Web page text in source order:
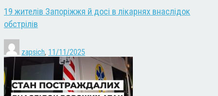
19 жителів Запоріжжя й досі в лікарнях внаслідок
обстрілів
zapsich, 11/11/2025